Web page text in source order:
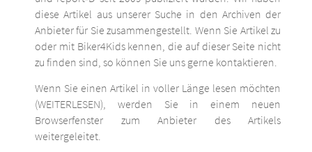
diese Artikel aus unserer Suche in den Archiven der
Anbieter für Sie zusammengestellt. Wenn Sie Artikel zu
oder mit Biker4Kids kennen, die auf dieser Seite nicht
zu finden sind, so können Sie uns gerne kontaktieren.
Wenn Sie einen Artikel in voller Länge lesen möchten
(WEITERLESEN), werden Sie in einem neuen
Browserfenster zum Anbieter des Artikels
weitergeleitet.